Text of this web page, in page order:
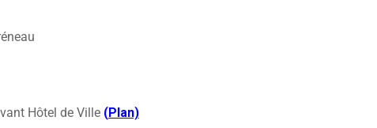
Hôtel de Ville (Plan)